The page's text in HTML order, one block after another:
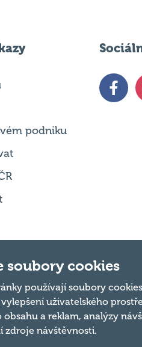
podniku
soubory cookies
používají soubory
uživatelského
obsahu a reklam, analýzy
zdroje návštěvnosti.